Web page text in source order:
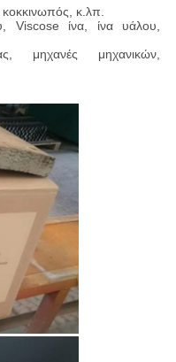
κ.λπ.
Viscose ίνα, ίνα υάλου,
μηχανές μηχανικών,